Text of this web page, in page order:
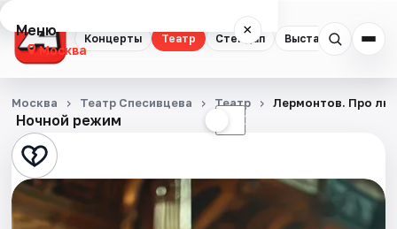
Концерты Театр Стендап Выставки
Меню ×
Москва
Концерты
Театр
Стендап
Выставки
Ночной режим ☾
Москва Театр Спесивцева Театр Лермонтов. Про